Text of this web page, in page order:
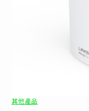
其他產品